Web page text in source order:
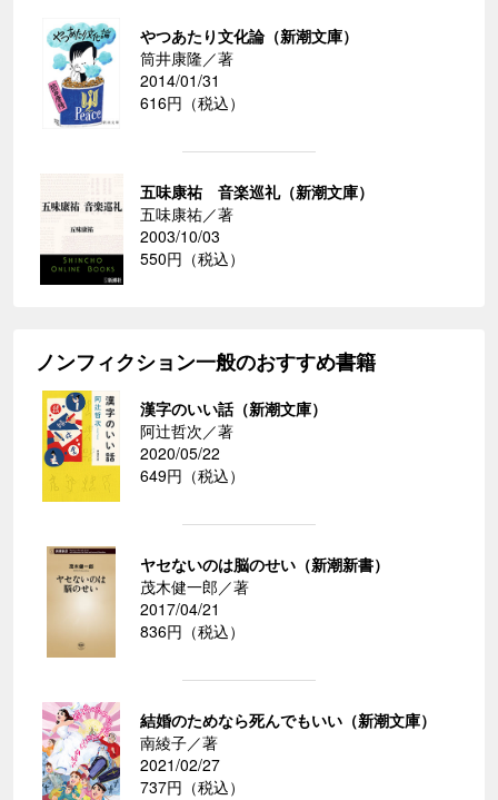
やつあたり文化論（新潮文庫）
筒井康隆／著
2014/01/31
616円（税込）
五味康祐 音楽巡礼（新潮文庫）
五味康祐／著
2003/10/03
550円（税込）
ノンフィクション一般のおすすめ書籍
漢字のいい話（新潮文庫）
阿辻哲次／著
2020/05/22
649円（税込）
ヤセないのは脳のせい（新潮新書）
茂木健一郎／著
2017/04/21
836円（税込）
結婚のためなら死んでもいい（新潮文庫）
南綾子／著
2021/02/27
737円（税込）